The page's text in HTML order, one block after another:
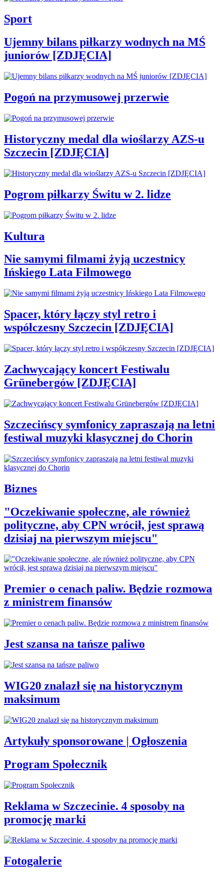
Sport
Ujemny bilans piłkarzy wodnych na MŚ
juniorów [ZDJĘCIA]
Pogoń na przymusowej przerwie
Historyczny medal dla wioślarzy AZS-u
Szczecin [ZDJĘCIA]
Pogrom piłkarzy Świtu w 2. lidze
Kultura
Nie samymi filmami żyją uczestnicy
Ińskiego Lata Filmowego
Spacer, który łączy styl retro i
współczesny Szczecin [ZDJĘCIA]
Zachwycający koncert Festiwalu
Grünebergów [ZDJĘCIA]
Szczecińscy symfonicy zapraszają na letni
festiwal muzyki klasycznej do Chorin
Biznes
"Oczekiwanie społeczne, ale również
polityczne, aby CPN wrócił, jest sprawą
dzisiaj na pierwszym miejscu"
Premier o cenach paliw. Będzie rozmowa
z ministrem finansów
Jest szansa na tańsze paliwo
WIG20 znalazł się na historycznym
maksimum
Artykuły sponsorowane | Ogłoszenia
Program Społecznik
Reklama w Szczecinie. 4 sposoby na
promocję marki
Fotogalerie